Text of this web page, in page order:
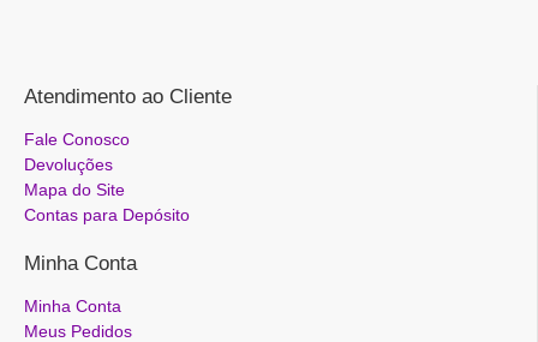
Atendimento ao Cliente
Fale Conosco
Devoluções
Mapa do Site
Contas para Depósito
Minha Conta
Minha Conta
Meus Pedidos